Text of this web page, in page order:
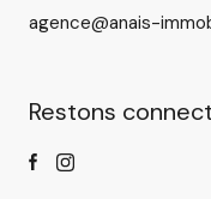
agence@anais-
Restons